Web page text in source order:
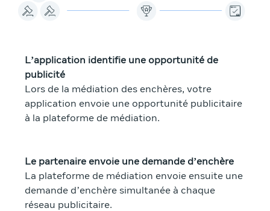
L’application identifie une opportunité de
publicité
Lors de la médiation des enchères, votre
application envoie une opportunité publicitaire
à la plateforme de médiation.
Le partenaire envoie une demande d’enchère
La plateforme de médiation envoie ensuite une
demande d’enchère simultanée à chaque
réseau publicitaire.